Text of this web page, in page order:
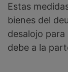
Estas
bienes del
desalojo
debe a la